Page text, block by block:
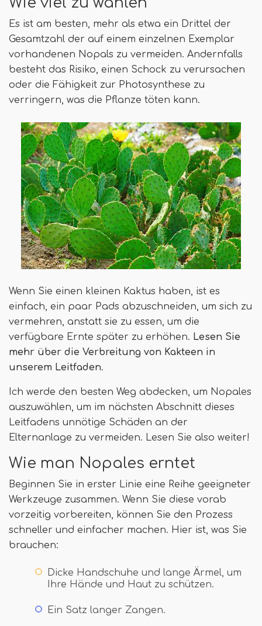
Es ist am besten, mehr als etwa ein Drittel der
Gesamtzahl der auf einem einzelnen Exemplar
vorhandenen Nopals zu vermeiden. Andernfalls
besteht das Risiko, einen Schock zu verursachen
oder die Fähigkeit zur Photosynthese zu
verringern, was die Pflanze töten kann.
Wenn Sie einen kleinen Kaktus haben, ist es
einfach, ein paar Pads abzuschneiden, um sich zu
vermehren, anstatt sie zu essen, um die
verfügbare Ernte später zu erhöhen. Lesen Sie
mehr über die Verbreitung von Kakteen in
unserem Leitfaden.
Ich werde den besten Weg abdecken, um Nopales
auszuwählen, um im nächsten Abschnitt dieses
Leitfadens unnötige Schäden an der
Elternanlage zu vermeiden. Lesen Sie also weiter!
Wie man Nopales erntet
Beginnen Sie in erster Linie eine Reihe geeigneter
Werkzeuge zusammen. Wenn Sie diese vorab
vorzeitig vorbereiten, können Sie den Prozess
schneller und einfacher machen. Hier ist, was Sie
brauchen:
Dicke Handschuhe und lange Ärmel, um
Ihre Hände und Haut zu schützen.
Ein Satz langer Zangen.